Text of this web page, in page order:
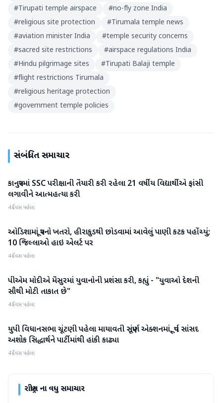
#Tirupati temple airspace #no-fly zone India
#religious site protection #Tirumala temple news
#aviation minister India #temple security concerns
#sacred site restrictions #airspace regulations India
#Hindu pilgrimage sites #Tirupati Balaji temple
#flight restrictions Tirumala
#religious heritage protection
#government temple policies
સંબંધિત સમાચાર
રાષ્ટ્રીય
કાનપુરમાં SSC પરીક્ષાની તૈયારી કરી રહેલા 21 વર્ષીય વિદ્યાર્થીએ ફાંસી
લગાવીને આત્મહત્યા કરી
4 દિવસ પહેલા
રાષ્ટ્રીય
ઓડિશામાં પૂરનો ખતરો, હીરાકુડથી છોડવામાં આવેલું પાણી કટક પહોંચ્યું;
10 જિલ્લાઓ હાઇ એલર્ટ પર
4 દિવસ પહેલા
રાષ્ટ્રીય
પીએમ મોદીએ મૈસુરમાં યુવાનોની પ્રશંસા કરી, કહ્યું - "યુવાઓ દેશની
સૌથી મોટી તાકાત છે"
4 દિવસ પહેલા
રાષ્ટ્રીય
યુપી વિધાનસભા ચૂંટણી પહેલા માયાવતી સંપૂર્ણ એક્શનમાં, પૂર્વ સાંસદ
અશોક સિદ્ધાર્થને પાર્ટીમાંથી હાંકી કાઢ્યા
4 દિવસ પહેલા
રાષ્ટ્રીયના વધુ સમાચાર